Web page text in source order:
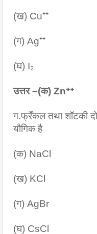
(ख) Cu⁺⁺
(ग) Ag⁺⁺
(घ) I₂
उत्तर –(क) Zn⁺⁺
ग.फ्रँकल तथा शॉटकी
यौगिक है
(क) NaCl
(ख) KCl
(ग) AgBr
(घ) CsCl